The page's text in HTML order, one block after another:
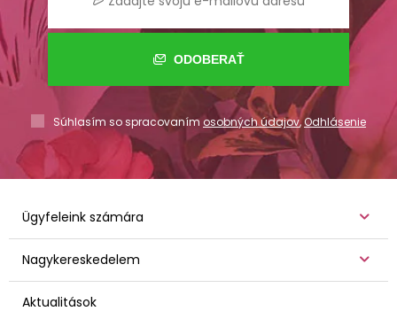
ODOBERAŤ
Súhlasím so spracovaním osobných údajov,Odhlásenie
Ügyfeleink számára
Nagykereskedelem
Aktualitások